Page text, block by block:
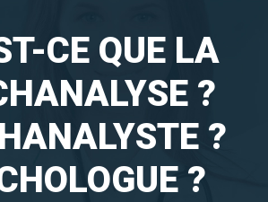
CE QUE LA
?
?
?